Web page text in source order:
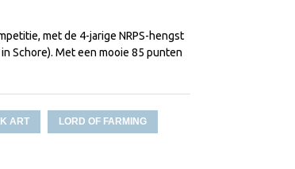
met de 4-jarige NRPS-hengst
Schore). Met een mooie 85 punten
ART LORD OF FARMING